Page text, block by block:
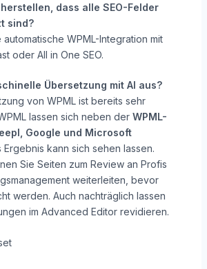
dass alle SEO-Felder
sind?
WPML-Integration mit
oder All in One SEO.
Übersetzung mit AI aus?
von WPML ist bereits sehr
lassen sich neben der WPML-
Google und Microsoft
Ergebnis kann sich sehen lassen.
Sie Seiten zum Review an Profis
weiterleiten, bevor
werden. Auch nachträglich lassen
im Advanced Editor revidieren.